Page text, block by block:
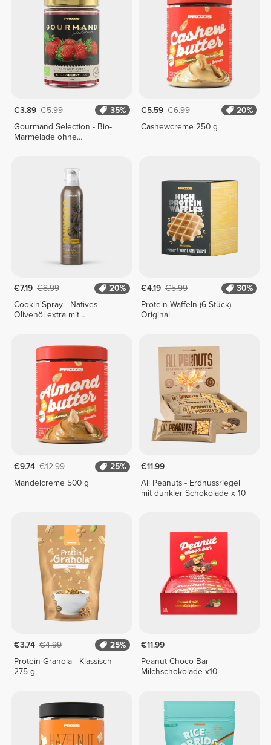
€3.89 €5.99
35%
Gourmand Selection - Bio-
Marmelade ohne
€5.59 €6.99
20%
Cashewcreme 250 g
€7.19 €8.99
20%
Cookin'Spray - Natives
Olivenöl extra mit
€4.19 €5.99
30%
Protein-Waffeln (6 Stück) -
Original
€9.74 €12.99
25%
Mandelcreme 500 g
€11.99
All Peanuts - Erdnussriegel
mit dunkler Schokolade x 10
€3.74 €4.99
25%
Protein-Granola - Klassisch
275 g
€11.99
Peanut Choco Bar –
Milchschokolade x10